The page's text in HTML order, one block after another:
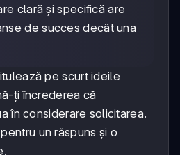
clară și specifică are
de succes decât una
pe scurt ideile
ți încrederea că
în considerare solicitarea.
un răspuns și o